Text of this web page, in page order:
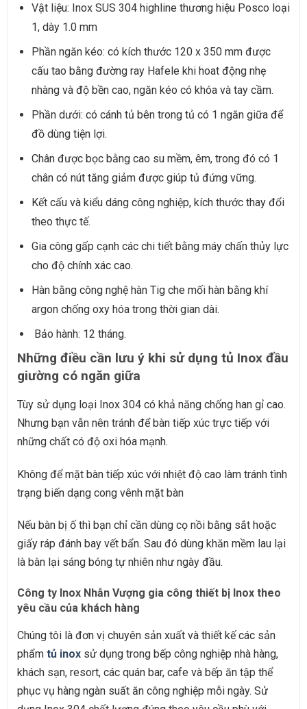
Vật liệu: Inox SUS 304 highline thương hiệu Posco loại
1, dày 1.0 mm
Phần ngăn kéo: có kích thước 120 x 350 mm được
cấu tao bằng đường ray Hafele khi hoat động nhẹ
nhàng và độ bền cao, ngăn kéo có khóa và tay cầm.
Phần dưới: có cánh tủ bên trong tủ có 1 ngăn giữa để
đồ dùng tiện lợi.
Chân được bọc bằng cao su mềm, êm, trong đó có 1
chân có nút tăng giảm được giúp tủ đứng vững.
Kết cấu và kiểu dáng công nghiệp, kích thước thay đổi
theo thực tế.
Gia công gấp cạnh các chi tiết bằng máy chấn thủy lực
cho độ chính xác cao.
Hàn bằng công nghệ hàn Tig che mối hàn bằng khí
argon chống oxy hóa trong thời gian dài.
Bảo hành: 12 tháng.
Những điều cần lưu ý khi sử dụng tủ Inox đầu
giường có ngăn giữa
Tùy sử dụng loại Inox 304 có khả năng chống han gỉ cao.
Nhưng bạn vẫn nên tránh để bàn tiếp xúc trực tiếp với
những chất có độ oxi hóa mạnh.
Không để mặt bàn tiếp xúc với nhiệt độ cao làm tránh tình
trạng biến dạng cong vênh mặt bàn
Nếu bàn bị ố thì bạn chỉ cần dùng cọ nồi bằng sắt hoặc
giấy ráp đánh bay vết bẩn. Sau đó dùng khăn mềm lau lại
là bàn lại sáng bóng tự nhiên như ngày đầu.
Công ty Inox Nhẫn Vượng gia công thiết bị Inox theo
yêu cầu của khách hàng
Chúng tôi là đơn vị chuyên sản xuất và thiết kế các sản
phẩmtủ inoxsử dụng trong bếp công nghiệp nhà hàng,
khách sạn, resort, các quán bar, cafe và bếp ăn tập thể
phục vụ hàng ngàn suất ăn công nghiệp mỗi ngày. Sử